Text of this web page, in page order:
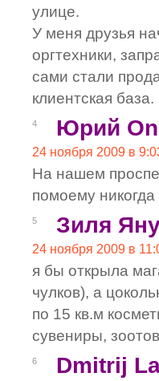
улице.
У меня друзья
оргтехники,
сами стали
клиентская база.
4 Юрий
24 ноября 2009 в
На нашем
помоему
5 Зиля
24 ноября 2009 в
я бы открыла
чулков), а
по 15 кв.м
сувениры,
6 Dmitrij